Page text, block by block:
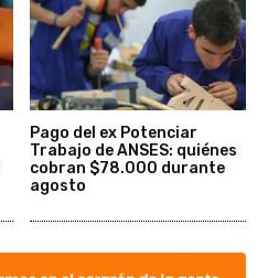
Pago del ex Potenciar
Trabajo de ANSES: quiénes
cobran $78.000 durante
agosto